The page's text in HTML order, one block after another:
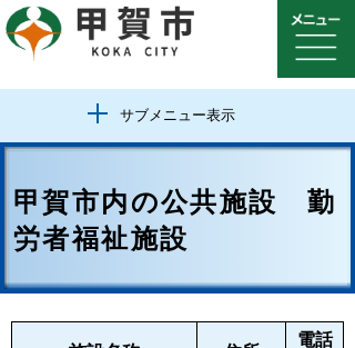
サブメニュー表示
甲賀市内の公共施設 勤
労者福祉施設
電話